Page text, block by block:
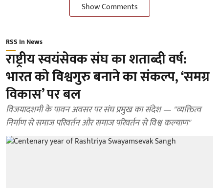
Show Comments
RSS In News
राष्ट्रीय स्वयंसेवक संघ का शताब्दी वर्ष:
भारत को विश्वगुरु बनाने का संकल्प, ‘समग्र
विकास’ पर बल
विजयादशमी के पावन अवसर पर संघ प्रमुख का संदेश — "व्यक्तित्व
निर्माण से समाज परिवर्तन और समाज परिवर्तन से विश्व कल्याण"